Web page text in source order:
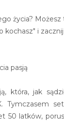
życia?
kochasz" i
pasją
która, jak
Tymczasem
50 latków,